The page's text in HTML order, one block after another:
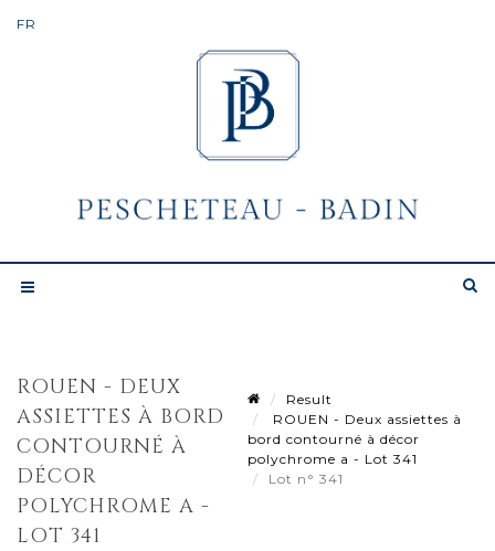
ROUEN - DEUX
ASSIETTES À BORD
CONTOURNÉ À
DÉCOR
POLYCHROME A -
LOT 341
Result
ROUEN - Deux assiettes à
bord contourné à décor
polychrome a - Lot 341
Lot n° 341